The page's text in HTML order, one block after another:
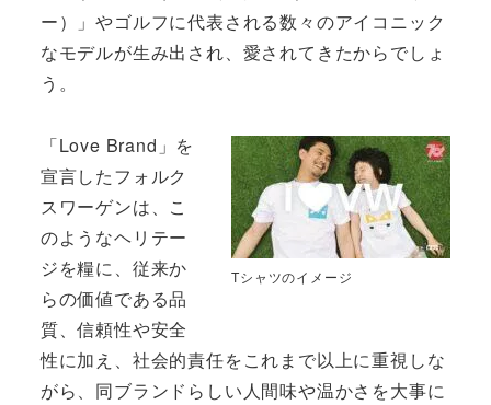
ー）」やゴルフに代表される数々のアイコニック
なモデルが生み出され、愛されてきたからでしょ
う。
Tシャツのイメージ
「Love Brand」を
宣言したフォルク
スワーゲンは、こ
のようなヘリテー
ジを糧に、従来か
らの価値である品
質、信頼性や安全
性に加え、社会的責任をこれまで以上に重視しな
がら、同ブランドらしい人間味や温かさを大事に